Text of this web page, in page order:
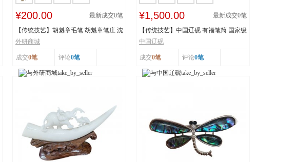
¥200.00 最新成交0笔
【传统技艺】胡魁章毛笔 胡魁章笔庄 沈
阳胡魁章制...
外研商城
成交0笔 评论0笔
¥1,500.00 最新成交0笔
【传统技艺】中国辽砚 有福笔筒 国家级
非物质文化遗...
中国辽砚
成交0笔 评论0笔